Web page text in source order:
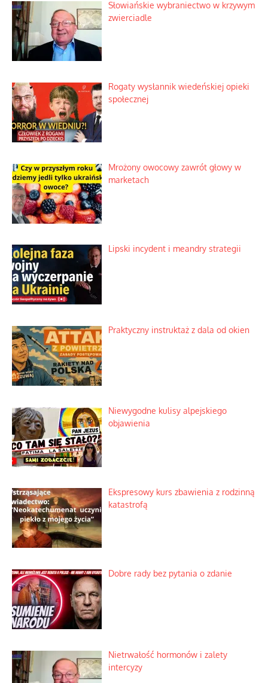
Słowiańskie wybraniectwo w krzywym
zwierciadle
Rogaty wysłannik wiedeńskiej opieki
społecznej
Mrożony owocowy zawrót głowy w
marketach
Lipski incydent i meandry strategii
Praktyczny instruktaż z dala od okien
Niewygodne kulisy alpejskiego
objawienia
Ekspresowy kurs zbawienia z rodzinną
katastrofą
Dobre rady bez pytania o zdanie
Nietrwałość hormonów i zalety
intercyzy